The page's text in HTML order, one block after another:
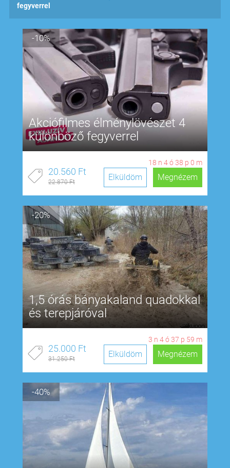
fegyverrel
-10%
Akciófilmes élménylövészet 4
különböző fegyverrel
18n 4ó37p 59 m
20.560 Ft
22.870 Ft Megnézem
Elküldöm
-20%
1,5 órás bányakaland quadokkal
és terepjáróval
3 n 4ó37 p 58 m
25.000 Ft
31.250 Ft Megnézem
Elküldöm
-40%